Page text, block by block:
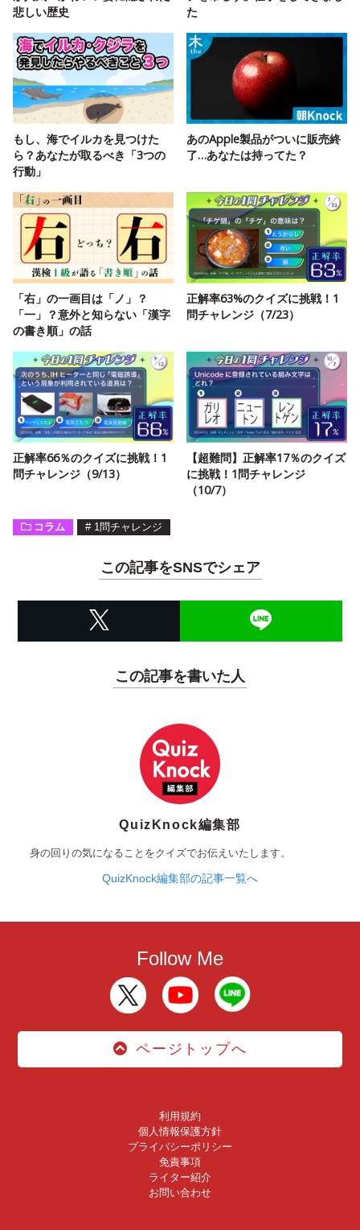
悲しい歴史
た
もし、海でイルカを見つけた
ら？あなたが取るべき「3つの
行動」
あのApple製品がついに販売終
了…あなたは持ってた？
「右」の一画目は「ノ」？
「一」？意外と知らない「漢字
の書き順」の話
正解率63%のクイズに挑戦！1
問チャレンジ（7/23）
正解率66％のクイズに挑戦！1
問チャレンジ（9/13）
【超難問】正解率17％のクイズ
に挑戦！1問チャレンジ
（10/7）
コラム # 1問チャレンジ
この記事をSNSでシェア
この記事を書いた人
QuizKnock編集部
身の回りの気になることをクイズでお伝えいたします。
QuizKnock編集部の記事一覧へ
Follow Me
ページトップへ
利用規約
個人情報保護方針
プライバシーポリシー
免責事項
ライター紹介
お問い合わせ